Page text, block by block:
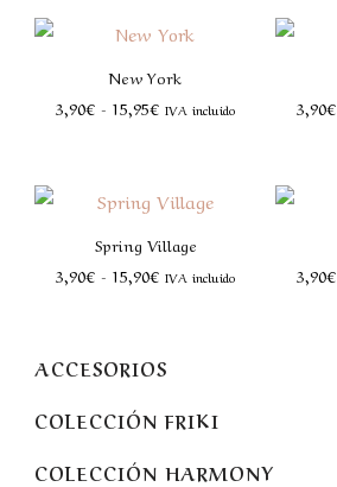
New York
3,90€ - 15,95€ IVA incluido
3,90€
Spring Village
3,90€ - 15,90€ IVA incluido
3,90€
ACCESORIOS
COLECCIÓN FRIKI
COLECCIÓN HARMONY